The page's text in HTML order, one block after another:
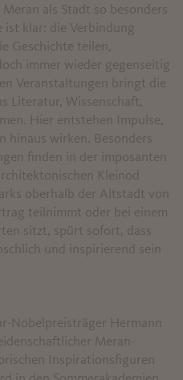
als Stadt so besonders
ist klar: die Verbindung
Geschichte teilen,
immer wieder gegenseitig
Veranstaltungen bringt die
Literatur, Wissenschaft,
Hier entstehen Impulse,
hinaus wirken. Besonders
finden in der imposanten
Kleinod
oberhalb der Altstadt von
teilnimmt oder bei einem
sitzt, spürt sofort, dass
und inspirierend sein
Nobelpreisträger Hermann
Meran-
Inspirationsfiguren